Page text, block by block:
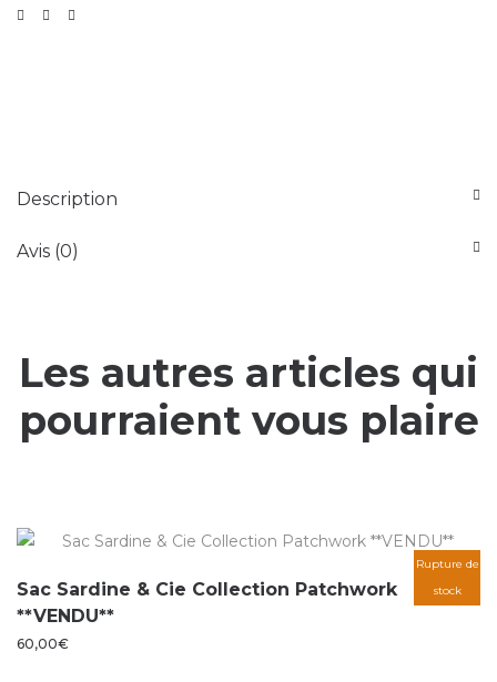
Description
Avis (0)
Les autres articles qui
pourraient vous plaire
Rupture de
stock
Sac Sardine & Cie Collection Patchwork
**VENDU**
60,00€